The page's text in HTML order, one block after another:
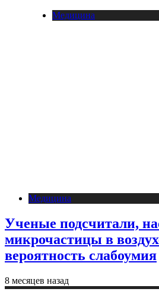
Медицина
Медицина
Ученые подсчитали,
микрочастицы в
вероятность слабоумия
8 месяцев назад